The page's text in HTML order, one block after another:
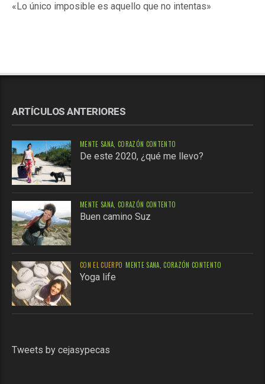
«Lo único imposible es aquello que no intentas»
ARTÍCULOS ANTERIORES
MENTE SANA, CORAZÓN CONTENTO
De este 2020, ¿qué me llevo?
MENTE SANA, CORAZÓN CONTENTO
Buen camino Suz
CON EL CUERPO MENTE SANA, CORAZÓN CONTENTO
Yoga life
Tweets by cejasypecas